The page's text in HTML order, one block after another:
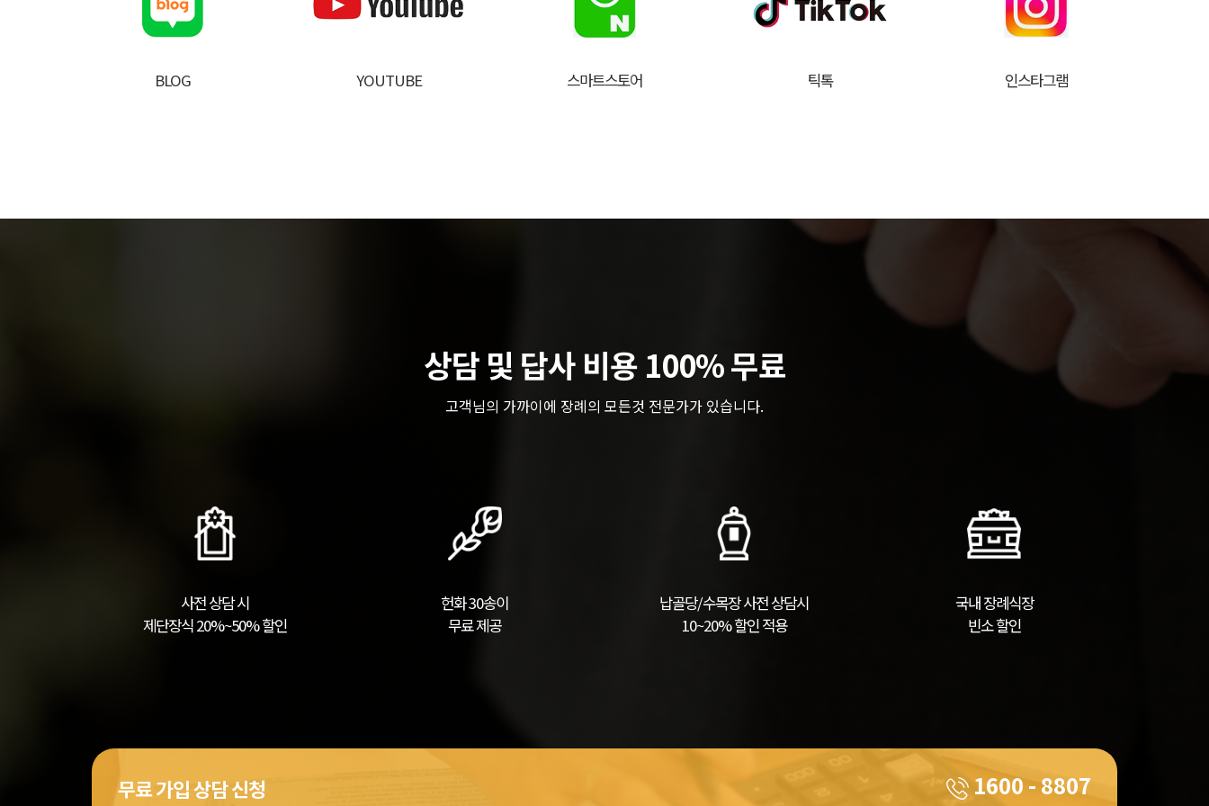
BLOG YOUTUBE 스마트스토어 틱톡 인스타그램
상담 및 답사 비용 100% 무료
고객님의 가까이에 장례의 모든것 전문가가 있습니다.
사전 상담 시
제단장식 20%~50% 할인
헌화 30송이
무료 제공
납골당/수목장 사전 상담시
10~20% 할인 적용
국내 장례식장
빈소 할인
무료 가입 상담 신청 1600 - 8807